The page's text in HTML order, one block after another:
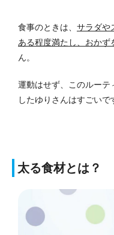
食事のときは、 サラダや
ある程度満たし、おかず
ん。
運動はせず、このルーテ
したゆりさんはすごいで
太る食材とは？